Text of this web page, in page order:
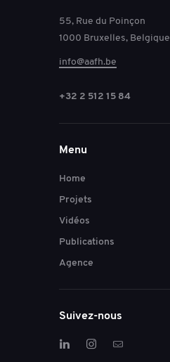
55, Rue du Poinçon
1000 Bruxelles, Belgique
info@aafh.be
+32 2 512 15 84
Menu
Home
Projets
Vidéos
Publications
Agence
Suivez-nous